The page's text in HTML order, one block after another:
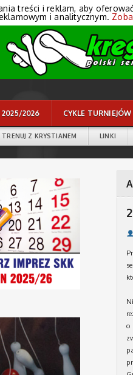
2025/2026 CYKLE TURNIEJÓW
TRENUJ Z KRYSTIANEM LINKI
o
treści i reklam, aby
i analitycznym.